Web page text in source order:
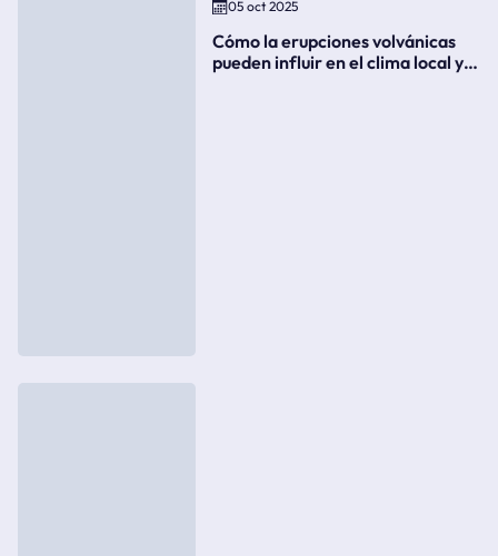
05 oct 2025
Cómo la erupciones volvánicas
pueden influir en el clima local y